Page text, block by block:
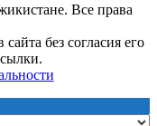
Все права
без согласия его